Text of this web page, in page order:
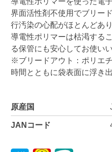
界面活性剤不使用でブリー
行汚染の心配がほとんどあり
導電性ポリマーは枯渇する
る保管にも安心してお使い
※ブリードアウト：ポリエ
時間とともに袋表面に浮き出
原産国
JANコード